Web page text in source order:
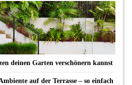
deinen Garten verschönern kannst
auf der Terrasse – so einfach